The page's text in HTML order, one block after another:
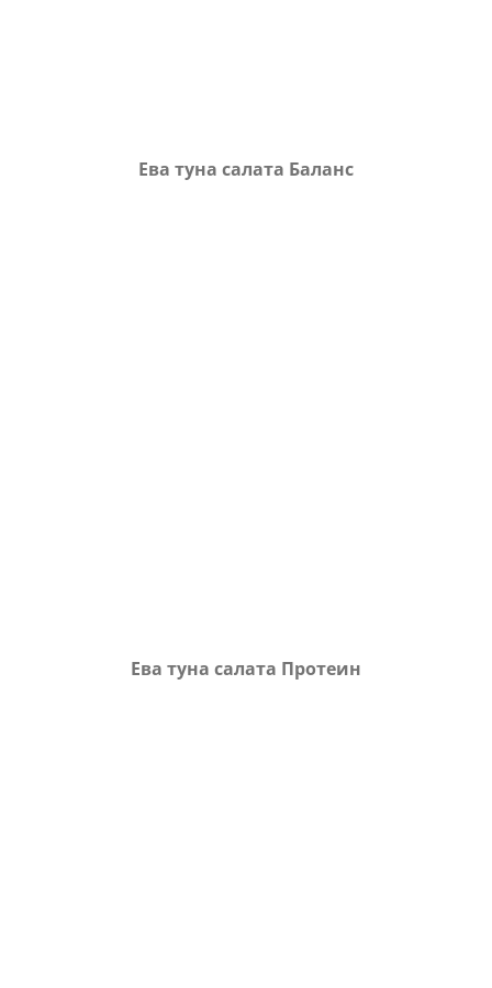
Ева туна салата Баланс
Ева туна салата Протеин